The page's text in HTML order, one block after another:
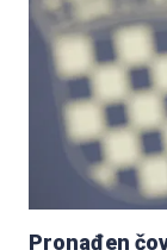
Pronađen